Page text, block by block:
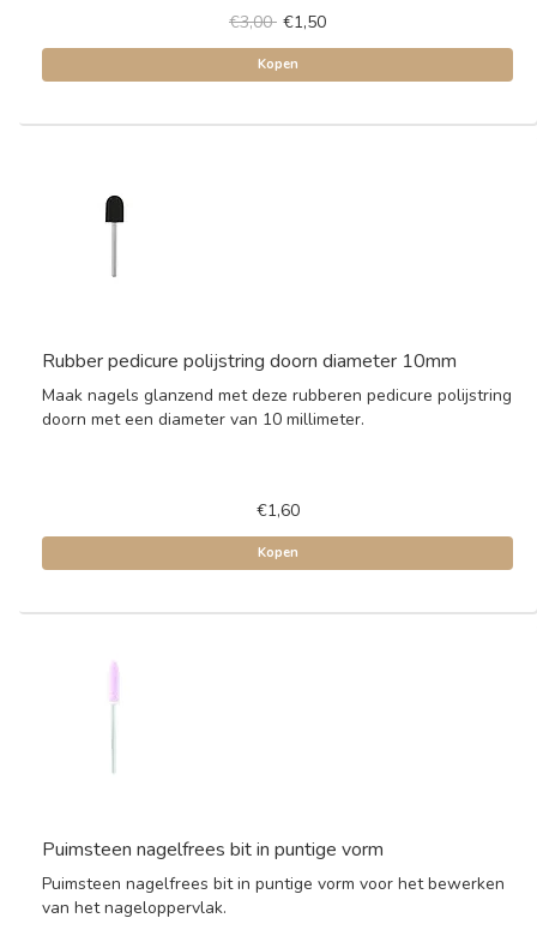
€3,00 €1,50
Kopen
Rubber pedicure polijstring doorn diameter 10mm
Maak nagels glanzend met deze rubberen pedicure polijstring
doorn met een diameter van 10 millimeter.
€1,60
Kopen
Puimsteen nagelfrees bit in puntige vorm
Puimsteen nagelfrees bit in puntige vorm voor het bewerken
van het nageloppervlak.